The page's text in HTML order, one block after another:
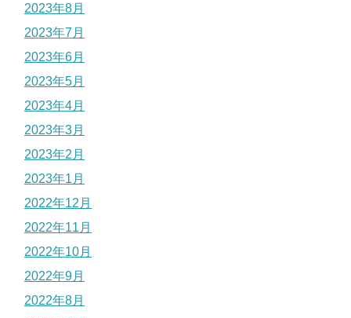
2023年8月
2023年7月
2023年6月
2023年5月
2023年4月
2023年3月
2023年2月
2023年1月
2022年12月
2022年11月
2022年10月
2022年9月
2022年8月